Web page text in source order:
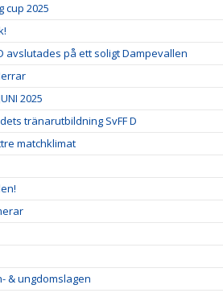
cup 2025
avslutades på ett soligt Dampevallen
2025
tränarutbildning SvFF D
matchklimat
& ungdomslagen